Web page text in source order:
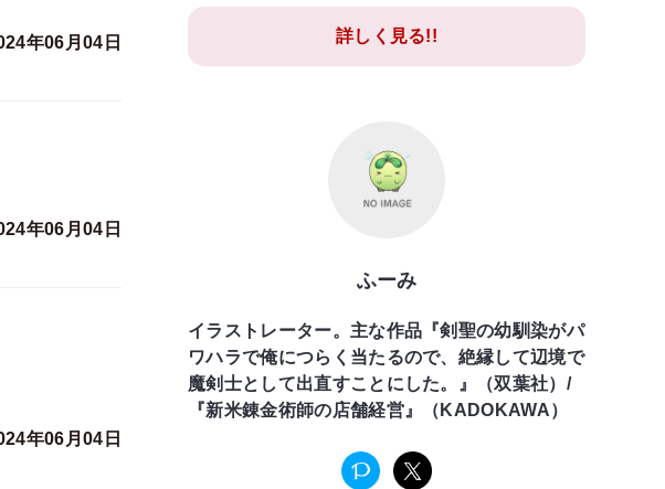
年06月04日
年06月04日
年06月04日
詳しく見る!!
ふーみ
イラストレーター。主な作品『剣聖の幼馴染がパ
ワハラで俺につらく当たるので、絶縁して辺境で
魔剣士として出直すことにした。』（双葉社）/
『新米錬金術師の店舗経営』（KADOKAWA）